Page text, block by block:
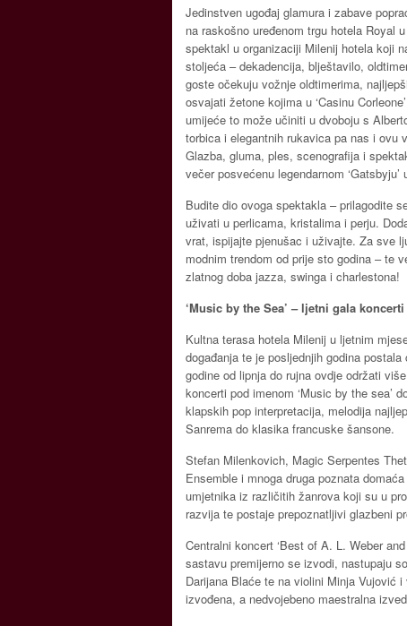
Jedinstven ugođaj glamura i zabave
na raskošno uređenom trgu hotela Royal
spektakl u organizaciji Milenij hotela koji
stoljeća – dekadencija, blještavilo,
goste očekuju vožnje oldtimerima,
osvajati žetone kojima u ‘Casinu
umijeće to može učiniti u dvoboju s
torbica i elegantnih rukavica pa nas i ovu
Glazba, gluma, ples, scenografija i
večer posvećenu legendarnom
Budite dio ovoga spektakla – prilagodite
uživati u perlicama, kristalima i perju.
vrat, ispijajte pjenušac i uživajte. Za sve
modnim trendom od prije sto godina – te
zlatnog doba jazza, swinga i charlestona!
‘Music by the Sea’ – ljetni gala
Kultna terasa hotela Milenij u ljetnim
događanja te je posljednjih godina
godine od lipnja do rujna ovdje održati
koncerti pod imenom ‘Music by the sea’
klapskih pop interpretacija, melodija
Sanrema do klasika francuske šansone.
Stefan Milenkovich, Magic Serpentes
Ensemble i mnoga druga poznata
umjetnika iz različitih žanrova koji su u
razvija te postaje prepoznatljivi glazbeni
Centralni koncert ‘Best of A. L. Weber
sastavu premijerno se izvodi, nastupaju
Darijana Blaće te na violini Minja Vujović
izvođena, a nedvojebeno maestralna